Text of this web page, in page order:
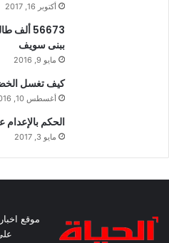
أكتوبر 16, 2017
56673
ببنى سويف
مايو 9, 2016
كيف تغسل
أغسطس 10, 2016
الحكم
مايو 3, 2017
موقع